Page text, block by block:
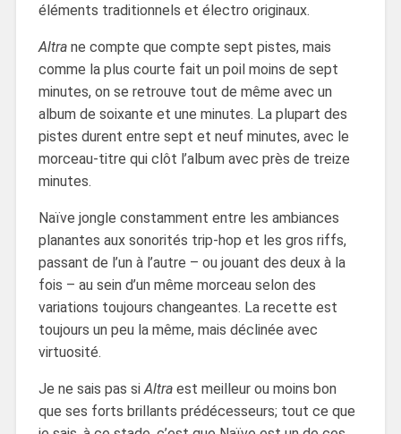
éléments traditionnels et électro originaux.
Altrane compte que compte sept pistes, mais
comme la plus courte fait un poil moins de sept
minutes, on se retrouve tout de même avec un
album de soixante et une minutes. La plupart des
pistes durent entre sept et neuf minutes, avec le
morceau-titre qui clôt l’album avec près de treize
minutes.
Naïve jongle constamment entre les ambiances
planantes aux sonorités trip-hop et les gros riffs,
passant de l’un à l’autre – ou jouant des deux à la
fois – au sein d’un même morceau selon des
variations toujours changeantes. La recette est
toujours un peu la même, mais déclinée avec
virtuosité.
Je ne sais pas siAltraest meilleur ou moins bon
que ses forts brillants prédécesseurs; tout ce que